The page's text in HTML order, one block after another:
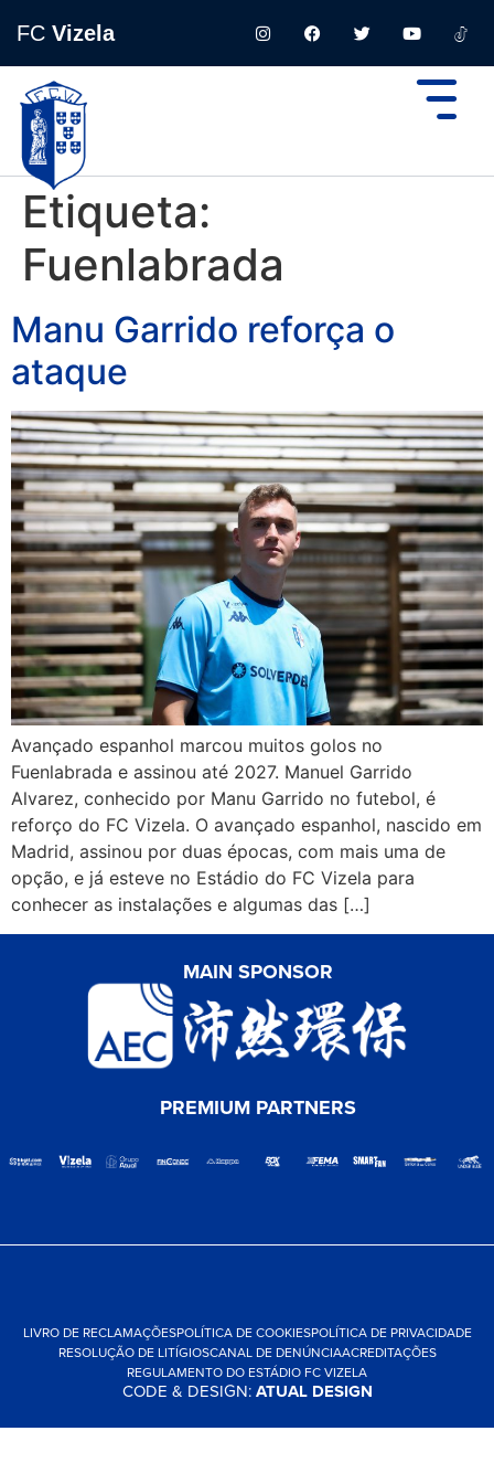
FC Vizela
Etiqueta:
Fuenlabrada
Manu Garrido reforça o
ataque
Avançado espanhol marcou muitos golos no
Fuenlabrada e assinou até 2027. Manuel Garrido
Alvarez, conhecido por Manu Garrido no futebol, é
reforço do FC Vizela. O avançado espanhol, nascido em
Madrid, assinou por duas épocas, com mais uma de
opção, e já esteve no Estádio do FC Vizela para
conhecer as instalações e algumas das […]
MAIN SPONSOR
PREMIUM PARTNERS
LIVRO DE RECLAMAÇÕESPOLÍTICA DE COOKIESPOLÍTICA DE PRIVACIDADE
RESOLUÇÃO DE LITÍGIOSCANAL DE DENÚNCIAACREDITAÇÕES
REGULAMENTO DO ESTÁDIO FC VIZELA
CODE & DESIGN:ATUAL DESIGN